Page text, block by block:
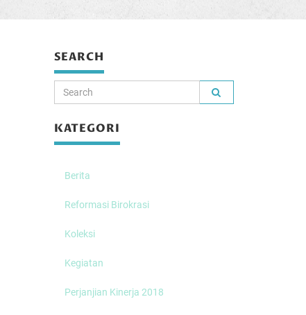
SEARCH
KATEGORI
Berita
Reformasi Birokrasi
Koleksi
Kegiatan
Perjanjian Kinerja 2018